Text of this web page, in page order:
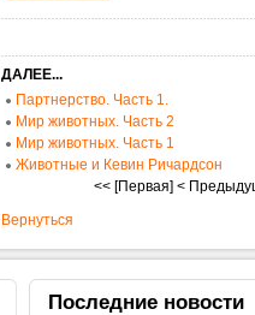
ДАЛЕЕ...
Партнерство. Часть 1.
Мир животных. Часть 2
Мир животных. Часть 1
Животные и Кевин Ричардсон
<< [Первая] <
Вернуться
Последниеновости